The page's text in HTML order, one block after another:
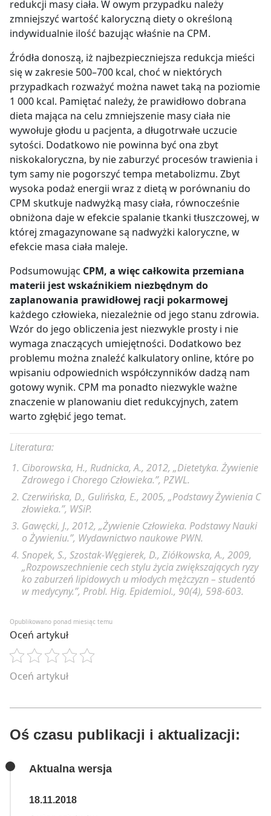
redukcji masy ciała. W owym przypadku należy
zmniejszyć wartość kaloryczną diety o określoną
indywidualnie ilość bazując właśnie na CPM.
Źródła donoszą, iż najbezpieczniejsza redukcja mieści
się w zakresie 500–700 kcal, choć w niektórych
przypadkach rozważyć można nawet taką na poziomie
1 000 kcal. Pamiętać należy, że prawidłowo dobrana
dieta mająca na celu zmniejszenie masy ciała nie
wywołuje głodu u pacjenta, a długotrwałe uczucie
sytości. Dodatkowo nie powinna być ona zbyt
niskokaloryczna, by nie zaburzyć procesów trawienia i
tym samy nie pogorszyć tempa metabolizmu. Zbyt
wysoka podaż energii wraz z dietą w porównaniu do
CPM skutkuje nadwyżką masy ciała, równocześnie
obniżona daje w efekcie spalanie tkanki tłuszczowej, w
której zmagazynowane są nadwyżki kaloryczne, w
efekcie masa ciała maleje.
Podsumowując CPM, a więc całkowita przemiana
materii jest wskaźnikiem niezbędnym do
zaplanowania prawidłowej racji pokarmowej
każdego człowieka, niezależnie od jego stanu zdrowia.
Wzór do jego obliczenia jest niezwykle prosty i nie
wymaga znaczących umiejętności. Dodatkowo bez
problemu można znaleźć kalkulatory online, które po
wpisaniu odpowiednich współczynników dadzą nam
gotowy wynik. CPM ma ponadto niezwykle ważne
znaczenie w planowaniu diet redukcyjnych, zatem
warto zgłębić jego temat.
Literatura:
Ciborowska, H., Rudnicka, A., 2012, „Dietetyka. Żywienie
Zdrowego i Chorego Człowieka.”, PZWL.
Czerwińska, D., Gulińska, E., 2005, „Podstawy Żywienia C
złowieka.”, WSiP.
Gawęcki, J., 2012, „Żywienie Człowieka. Podstawy Nauki
o Żywieniu.”, Wydawnictwo naukowe PWN.
Snopek, S., Szostak-Węgierek, D., Ziółkowska, A., 2009,
„Rozpowszechnienie cech stylu życia zwiększających ryzy
ko zaburzeń lipidowych u młodych mężczyzn – studentó
w medycyny.”, Probl. Hig. Epidemiol., 90(4), 598-603.
Opublikowano ponad miesiąc temu
Oceń artykuł
Oceń artykuł
Oś czasu publikacji i aktualizacji:
Aktualna wersja
18.11.2018